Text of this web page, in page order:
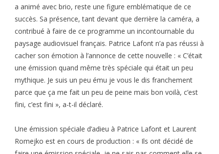
a animé avec brio, reste une figure emblématique de ce
succès. Sa présence, tant devant que derrière la caméra, a
contribué à faire de ce programme un incontournable du
paysage audiovisuel français. Patrice Lafont n’a pas réussi à
cacher son émotion à l’annonce de cette nouvelle : « C’était
une émission quand même très spéciale qui était un peu
mythique. Je suis un peu ému je vous le dis franchement
parce que ça me fait un peu de peine mais bon voilà, c’est
fini, c’est fini », a-t-il déclaré.
Une émission spéciale d’adieu à Patrice Lafont et Laurent
Romejko est en cours de production : « Ils ont décidé de